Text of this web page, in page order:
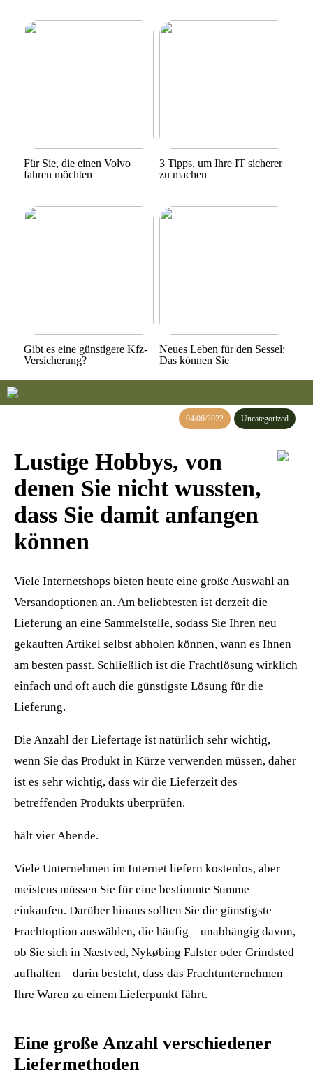
Für Sie, die einen Volvo
fahren möchten
3 Tipps, um Ihre IT sicherer
zu machen
Gibt es eine günstigere Kfz-
Versicherung?
Neues Leben für den Sessel:
Das können Sie
04/06/2022 Uncategorized
Lustige Hobbys, von
denen Sie nicht wussten,
dass Sie damit anfangen
können
Viele Internetshops bieten heute eine große Auswahl an
Versandoptionen an. Am beliebtesten ist derzeit die
Lieferung an eine Sammelstelle, sodass Sie Ihren neu
gekauften Artikel selbst abholen können, wann es Ihnen
am besten passt. Schließlich ist die Frachtlösung wirklich
einfach und oft auch die günstigste Lösung für die
Lieferung.
Die Anzahl der Liefertage ist natürlich sehr wichtig,
wenn Sie das Produkt in Kürze verwenden müssen, daher
ist es sehr wichtig, dass wir die Lieferzeit des
betreffenden Produkts überprüfen.
hält vier Abende.
Viele Unternehmen im Internet liefern kostenlos, aber
meistens müssen Sie für eine bestimmte Summe
einkaufen. Darüber hinaus sollten Sie die günstigste
Frachtoption auswählen, die häufig – unabhängig davon,
ob Sie sich in Næstved, Nykøbing Falster oder Grindsted
aufhalten – darin besteht, dass das Frachtunternehmen
Ihre Waren zu einem Lieferpunkt fährt.
Eine große Anzahl verschiedener
Liefermethoden